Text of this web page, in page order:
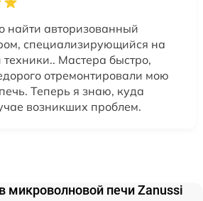
найти авторизованный
специализирующийся на
Мастера быстро,
отремонтировали мою
Теперь я знаю, куда
возникших проблем.
микроволновой печи Zanussi